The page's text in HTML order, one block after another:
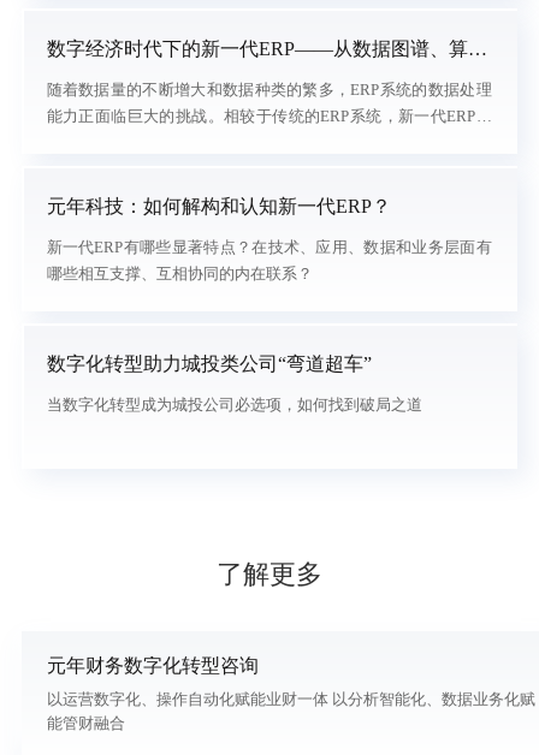
规划和考虑。在这一过程中，企业需要充分意识到数字化转型对
企业的意义和重要性，不断地寻找提升数字化管理能力的机会，
同时抓住现有诸多机会，快速提升企业更新的竞争力和管理水
平。
数字经济时代下的新一代ERP——从数据图谱、算
法、微服务和云计算看未来趋势
随着数据量的不断增大和数据种类的繁多，ERP系统的数据处理
能力正面临巨大的挑战。相较于传统的ERP系统，新一代ERP系
动化和流程的标准化，从而提升企业的生产效率和运营管理的效
率。
元年科技：如何解构和认知新一代ERP？
新一代ERP有哪些显著特点？在技术、应用、数据和业务层面有
哪些相互支撑、互相协同的内在联系？
数字化转型助力城投类公司“弯道超车”
当数字化转型成为城投公司必选项，如何找到破局之道
了解更多
元年财务数字化转型咨询
以运营数字化、操作自动化赋能业财一体 以分析智能化、数据业务化赋
能管财融合